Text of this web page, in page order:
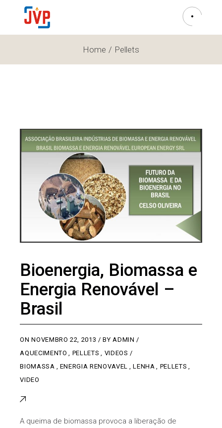
Home Pellets
Bioenergia, Biomassa e
Energia Renovável –
Brasil
ONNOVEMBRO 22, 2013 BYADMIN
AQUECIMENTO , PELLETS , VIDEOS
BIOMASSA , ENERGIA RENOVAVEL ,LENHA , PELLETS ,
VIDEO
A queima de biomassa provoca a liberação de